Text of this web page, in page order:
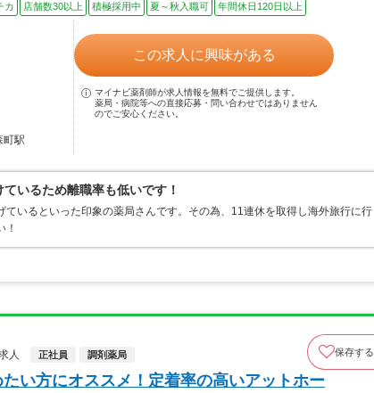
カ 店舗数30以上 積極採用中 夏～秋入職可 年間休日120日以上
町駅
この求人に興味がある
マイナビ薬剤師が求人情報を無料でご提供します。
薬局・病院等への直接応募・問い合わせではありません
のでご安心ください。
いるため離職率も低いです！
いるといった印象の薬局さんです。その為、11連休を取得し海外旅行に行
！
人
正社員 調剤薬局 保存する
い方にオススメ！定着率の高いアットホー